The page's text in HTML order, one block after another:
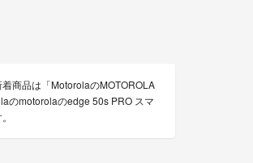
商品は「MotorolaのMOTOROLA
のmotorolaのedge 50s PRO スマ